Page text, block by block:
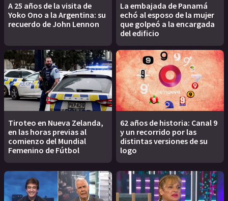
A 25 años de la visita de
Yoko Ono a la Argentina: su
recuerdo de John Lennon
La embajada de Panamá
echó al esposo de la mujer
que golpeó a la encargada
del edificio
Tiroteo en Nueva Zelanda,
en las horas previas al
comienzo del Mundial
Femenino de Fútbol
62 años de historia: Canal 9
y un recorrido por las
distintas versiones de su
logo